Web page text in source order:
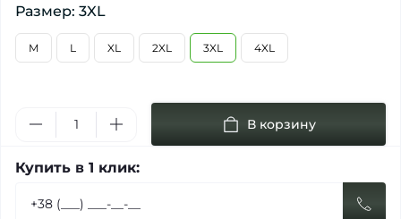
Размер: 3XL
M L XL 2XL 3XL 4XL
В корзину
Купить в 1 клик: